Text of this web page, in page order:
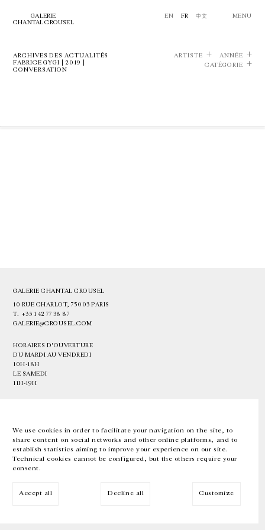
We use cookies in order to facilitate your navigation on the site, to
share content on social networks and other online platforms, and to
establish statistics aiming to improve your experience on our site.
Technical cookies cannot be configured, but the others require your
consent.
Accept all Decline all Customize
GALERIE
CHANTAL CROUSEL
EN FR 中文 MENU
ARCHIVES DES ACTUALITÉS
FABRICE GYGI | 2019 |
CONVERSATION
ARTISTE
ANNÉE
CATÉGORIE
GALERIE CHANTAL CROUSEL
10 RUE CHARLOT, 75003 PARIS
T. +33 1 42 77 38 87
GALERIE@CROUSEL.COM
HORAIRES D'OUVERTURE
DU MARDI AU VENDREDI
10H-18H
LE SAMEDI
11H-19H
EN FR 中文 Facebook Instagram
Inscrivez-vous à notre newsletter